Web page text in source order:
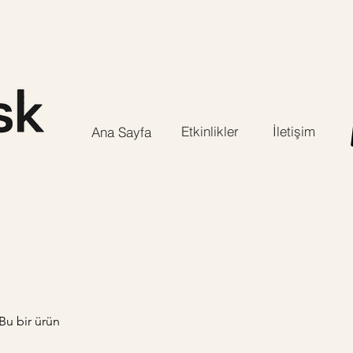
Ana Sayfa İletişim
Etkinlikler
Bu bir ürün